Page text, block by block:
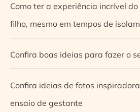
Como ter a experiência incrível
filho, mesmo em tempos de
Confira boas ideias para fazer o
Confira ideias de fotos
ensaio de gestante